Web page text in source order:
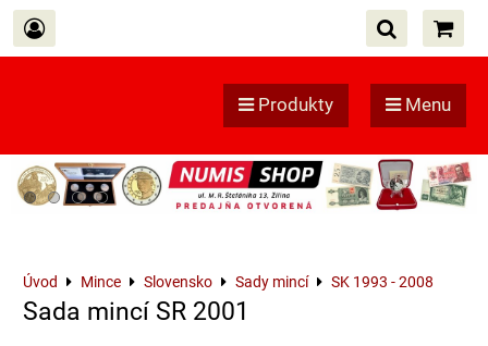
Produkty Menu
Úvod Mince Slovensko Sady mincí SK 1993 - 2008
Sada mincí SR 2001